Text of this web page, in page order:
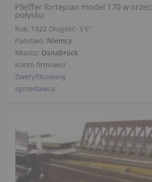
Pfeiffer fortepian model 170 w
połysku
Rok: 1922 Długość: 5′6″
Państwo: Niemcy
Miasto: Osnabrück
Konto firmowe/
Zweryfikowany
sprzedawca